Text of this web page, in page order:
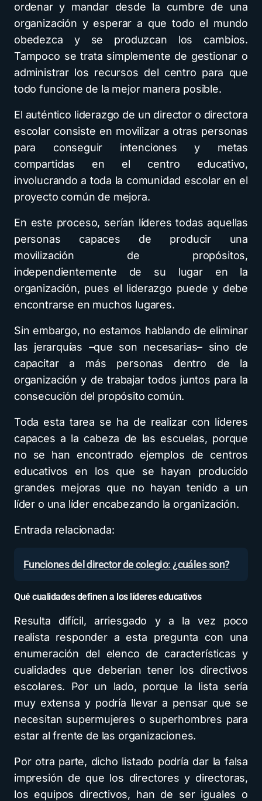
ordenar y mandar desde la cumbre de una
organización y esperar a que todo el mundo
obedezca y se produzcan los cambios.
Tampoco se trata simplemente de gestionar o
administrar los recursos del centro para que
todo funcione de la mejor manera posible.
El auténtico liderazgo de un director o directora
escolar consiste en movilizar a otras personas
para conseguir intenciones y metas
compartidas en el centro educativo,
involucrando a toda la comunidad escolar en el
proyecto común de mejora.
En este proceso, serían líderes todas aquellas
personas capaces de producir una
movilización de propósitos,
independientemente de su lugar en la
organización, pues el liderazgo puede y debe
encontrarse en muchos lugares.
Sin embargo, no estamos hablando de eliminar
las jerarquías –que son necesarias– sino de
capacitar a más personas dentro de la
organización y de trabajar todos juntos para la
consecución del propósito común.
Toda esta tarea se ha de realizar con líderes
capaces a la cabeza de las escuelas, porque
no se han encontrado ejemplos de centros
educativos en los que se hayan producido
grandes mejoras que no hayan tenido a un
líder o una líder encabezando la organización.
Entrada relacionada:
Funciones del director de colegio: ¿cuáles son?
Qué cualidades definen a los líderes educativos
Resulta difícil, arriesgado y a la vez poco
realista responder a esta pregunta con una
enumeración del elenco de características y
cualidades que deberían tener los directivos
escolares. Por un lado, porque la lista sería
muy extensa y podría llevar a pensar que se
necesitan supermujeres o superhombres para
estar al frente de las organizaciones.
Por otra parte, dicho listado podría dar la falsa
impresión de que los directores y directoras,
los equipos directivos, han de ser iguales o